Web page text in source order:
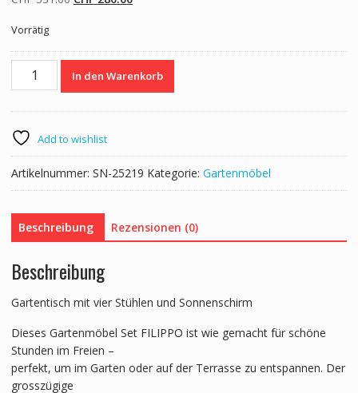
CHF 331.00CHF 280.00.
Vorrätig
Gartenmöbel
Sonnenschirm
schwarz
Menge
In den Warenkorb
Add to wishlist
Artikelnummer: SN-25219 Kategorie: Gartenmöbel
Beschreibung Rezensionen (0)
Beschreibung
Gartentisch mit vier Stühlen und Sonnenschirm
Dieses Gartenmöbel Set FILIPPO ist wie gemacht für schöne
Stunden im Freien –
perfekt, um im Garten oder auf der Terrasse zu entspannen. Der
grosszügige